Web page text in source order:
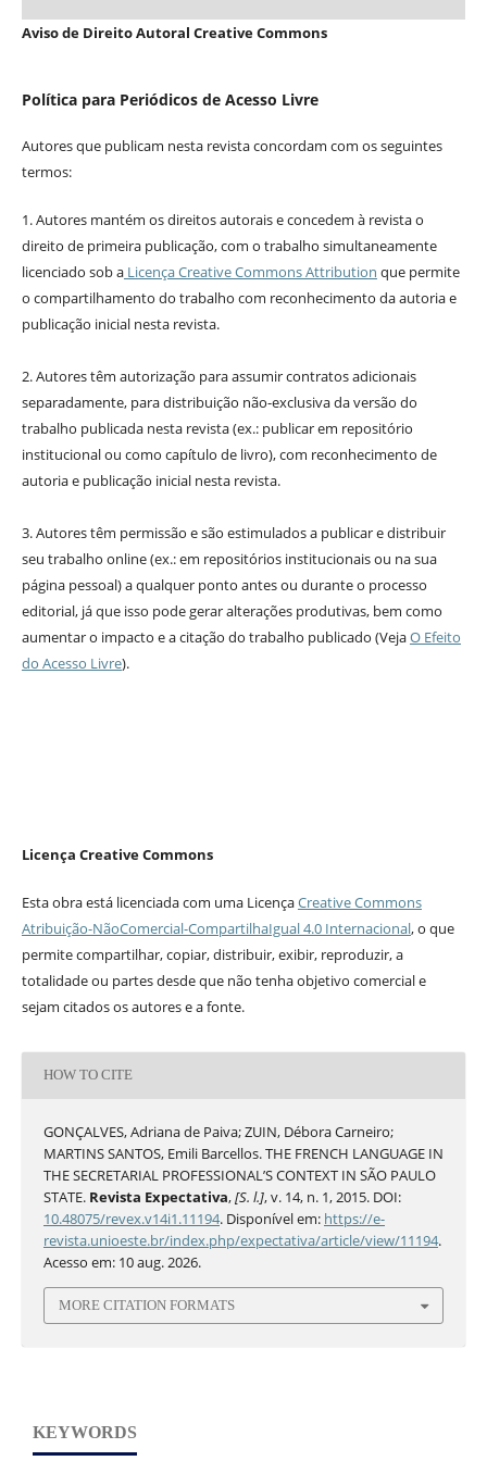
Aviso de Direito Autoral Creative Commons
Política para Periódicos de Acesso Livre
Autores que publicam nesta revista concordam com os seguintes
termos:
1. Autores mantém os direitos autorais e concedem à revista o
direito de primeira publicação, com o trabalho simultaneamente
licenciado sob aLicença Creative Commons Attribution que permite
o compartilhamento do trabalho com reconhecimento da autoria e
publicação inicial nesta revista.
2. Autores têm autorização para assumir contratos adicionais
separadamente, para distribuição não-exclusiva da versão do
trabalho publicada nesta revista (ex.: publicar em repositório
institucional ou como capítulo de livro), com reconhecimento de
autoria e publicação inicial nesta revista.
3. Autores têm permissão e são estimulados a publicar e distribuir
seu trabalho online (ex.: em repositórios institucionais ou na sua
página pessoal) a qualquer ponto antes ou durante o processo
editorial, já que isso pode gerar alterações produtivas, bem como
aumentar o impacto e a citação do trabalho publicado (VejaO Efeito
do Acesso Livre).
Licença Creative Commons
Esta obra está licenciada com uma LicençaCreative Commons
Atribuição-NãoComercial-CompartilhaIgual 4.0 Internacional, o que
permite compartilhar, copiar, distribuir, exibir, reproduzir, a
totalidade ou partes desde que não tenha objetivo comercial e
sejam citados os autores e a fonte.
HOW TO CITE
GONÇALVES, Adriana de Paiva; ZUIN, Débora Carneiro;
MARTINS SANTOS, Emili Barcellos. THE FRENCH LANGUAGE IN
THE SECRETARIAL PROFESSIONAL’S CONTEXT IN SÃO PAULO
STATE. Revista Expectativa,[S. l.], v. 14, n. 1, 2015. DOI:
10.48075/revex.v14i1.11194. Disponível em: https://e-
revista.unioeste.br/index.php/expectativa/article/view/11194.
Acesso em: 10 aug. 2026.
MORE CITATION FORMATS
KEYWORDS